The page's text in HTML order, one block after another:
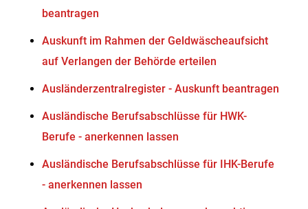
beantragen
Auskunft im Rahmen der Geldwäscheaufsicht
auf Verlangen der Behörde erteilen
Ausländerzentralregister - Auskunft beantragen
Ausländische Berufsabschlüsse für HWK-
Berufe - anerkennen lassen
Ausländische Berufsabschlüsse für IHK-Berufe
- anerkennen lassen